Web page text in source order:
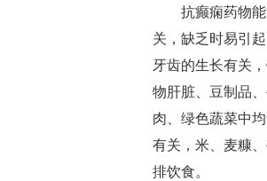
抗癫痫药物
关，缺乏时易引
牙齿的生长有关
物肝脏、豆制品
肉、绿色蔬菜中
有关，米、麦糠
排饮食。